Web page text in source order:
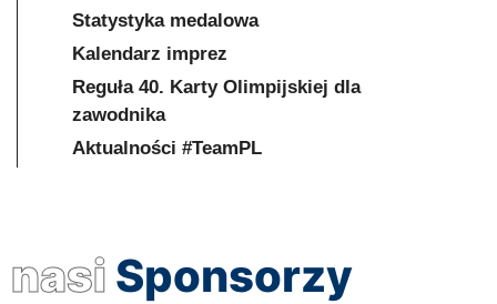
Statystyka medalowa
Kalendarz imprez
Reguła 40. Karty Olimpijskiej dla
zawodnika
Aktualności #TeamPL
nasi Sponsorzy